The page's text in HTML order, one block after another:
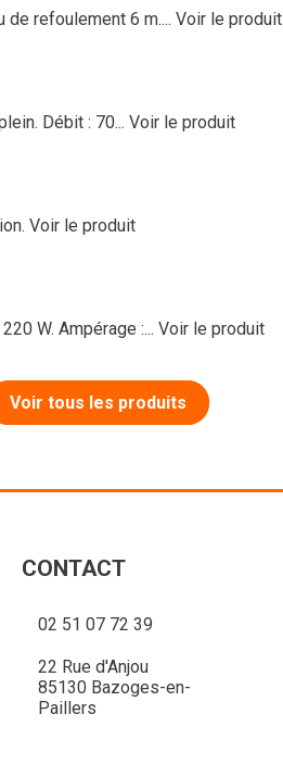
de refoulement 6 m.... Voir le produit
Débit : 70... Voir le produit
Voir le produit
W. Ampérage :... Voir le produit
Voir tous les produits
CONTACT
02 51 07 72 39
22 Rue d'Anjou
85130 Bazoges-en-
Paillers